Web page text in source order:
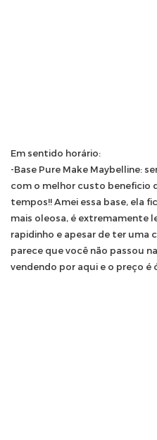
Em sentido horário:
-Base Pure Make Maybelline:
com o melhor custo beneficio
tempos!! Amei essa base, ela
mais oleosa, é extremamente
rapidinho e apesar de ter uma
parece que você não passou
vendendo por aqui e o preço é